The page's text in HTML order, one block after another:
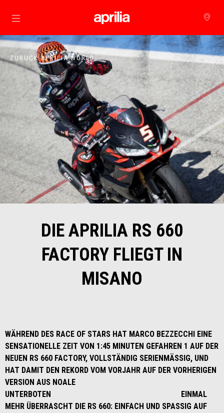
zurück zum Hauptinhalt
ZURÜCK APRILIA WORLD
DIE APRILIA RS 660
FACTORY FLIEGT IN
MISANO
WÄHREND DES RACE OF STARS HAT MARCO BEZZECCHI EINE
SENSATIONELLE ZEIT VON 1:45 MINUTEN GEFAHREN 1 AUF DER
NEUEN RS 660 FACTORY, VOLLSTÄNDIG SERIENMÄSSIG, UND
HAT DAMIT DEN REKORD VOM VORJAHR AUF DER VORHERIGEN
VERSION AUS NOALE
UNTERBOTEN EINMAL
MEHR ÜBERRASCHT DIE RS 660: EINFACH UND SPASSIG AUF